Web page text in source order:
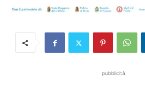
pubblicità